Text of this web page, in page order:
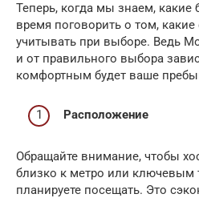
Теперь, когда мы знаем,
время поговорить о том,
учитывать при выборе. Ведь
и от правильного выбора
комфортным будет ваше
Расположение
Обращайте внимание, чтобы
близко к метро или ключевым
планируете посещать. Это